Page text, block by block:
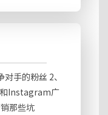
手的粉丝 2、
Instagram广
那些坑